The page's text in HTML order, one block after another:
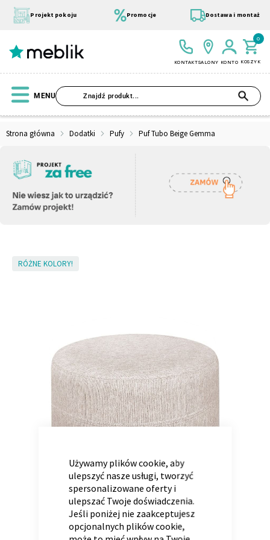
Używamy plików cookie, aby
ulepszyć nasze usługi, tworzyć
spersonalizowane oferty i
ulepszać Twoje doświadczenia.
Jeśli poniżej nie zaakceptujesz
opcjonalnych plików cookie,
treści
Projekt pokoju Promocje Dostawa i montaż
KONTAKTSALONY KONTO KOSZYK
0
MENU
Strona główna Dodatki Pufy Puf Tubo Beige Gemma
SkipRÓŻNE KOLORY!
Wszystkie Kolekcje Modułowe
Skandynawskie Dziecięce
Szafa Łóżko
Regał Szafka RTV
Materace Pufy
Wszystkie dodatki